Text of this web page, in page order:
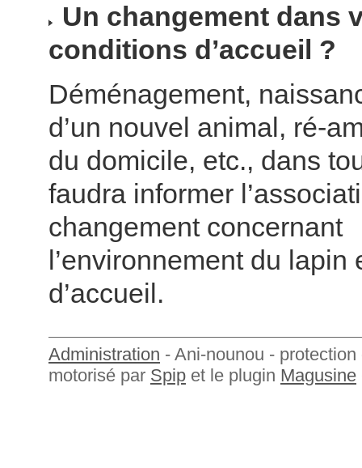
Un changement dans
conditions d’accueil ?
Déménagement,
d’un nouvel animal, ré-
du domicile, etc., dans
faudra informer
changement concernant
l’environnement du lapin
d’accueil.
Administration - Ani-nounou -
motorisé par Spip et le plugin Magusine